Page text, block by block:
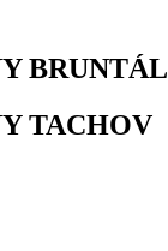
BRUNTÁL
TACHOV